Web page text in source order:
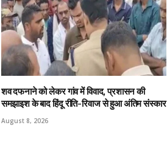
शव दफनाने को लेकर गांव में विवाद, प्रशासन की
समझाइश के बाद हिंदू रीति-रिवाज से हुआ अंतिम संस्कार
August 8, 2026